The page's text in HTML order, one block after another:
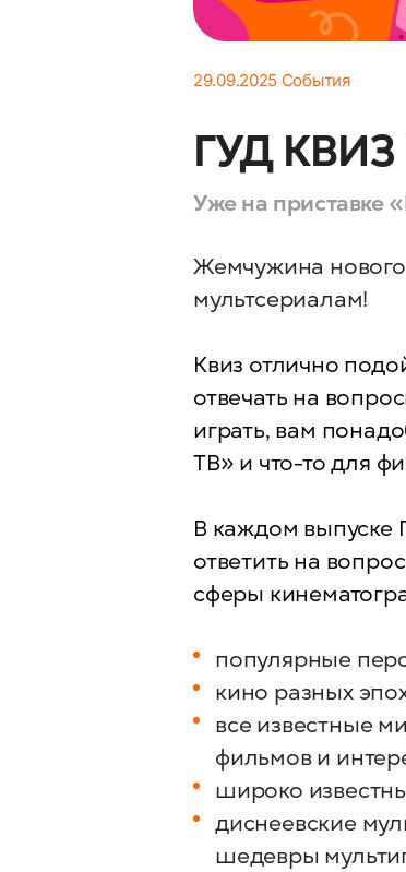
29.09.2025 События
ГУД
Уже на приставке
Жемчужина
мультсериалам!
Квиз отлично
отвечать на
играть, вам
ТВ» и что-то для
В каждом выпуске
ответить на
сферы
популярные
кино разных
все известные
фильмов и
широко
диснеевские
шедевры